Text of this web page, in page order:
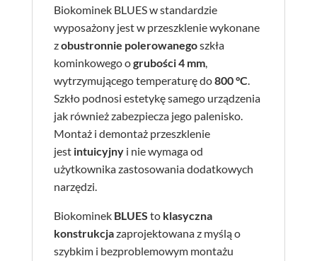
Biokominek BLUES w standardzie
wyposażony jest w przeszklenie wykonane
zobustronnie polerowanegoszkła
kominkowego ogrubości 4 mm,
wytrzymującego temperaturę do800 °C.
Szkło podnosi estetykę samego urządzenia
jak również zabezpiecza jego palenisko.
Montaż i demontaż przeszklenie
jest intuicyjny i nie wymaga od
użytkownika zastosowania dodatkowych
narzędzi.
Biokominek BLUES to klasyczna
konstrukcjazaprojektowana z myślą o
szybkim i bezproblemowym montażu